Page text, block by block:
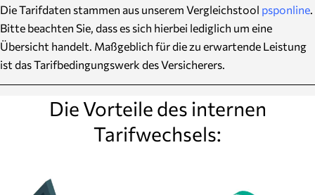
Die Tarifdaten stammen aus unserem Vergleichstool psponline
Bitte beachten Sie, dass es sich hierbei lediglich um eine
Übersicht handelt. Maßgeblich für die zu erwartende Leistung
ist das Tarifbedingungswerk des Versicherers.
Die Vorteile des internen
Tarifwechsels: